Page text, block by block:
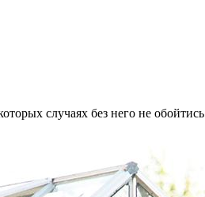
случаях без него не обойтись